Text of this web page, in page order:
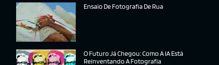
Ensaio De Fotografia De Rua
O Futuro Já Chegou: Como A IA Está
Reinventando A Fotografia